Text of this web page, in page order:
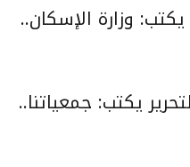
يكتب: وزارة الإسكان..
يكتب: جمعياتنا..